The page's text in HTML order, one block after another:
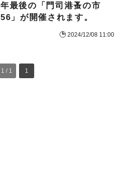
年最後の「門司港蚤の市
56」が開催されます。
2024/12/08 11:00
1 / 1 1